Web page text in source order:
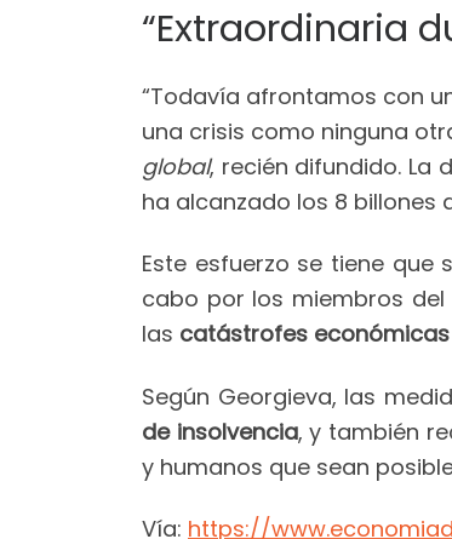
“Extraordinaria
“Todavía afrontamos con
una crisis como ninguna
global, recién difundido. La
ha alcanzado los 8 billones
Este esfuerzo se tiene
cabo por los miembros
las catástrofes económicas
Según Georgieva, las
de insolvencia, y también
y humanos que sean
Vía: https://